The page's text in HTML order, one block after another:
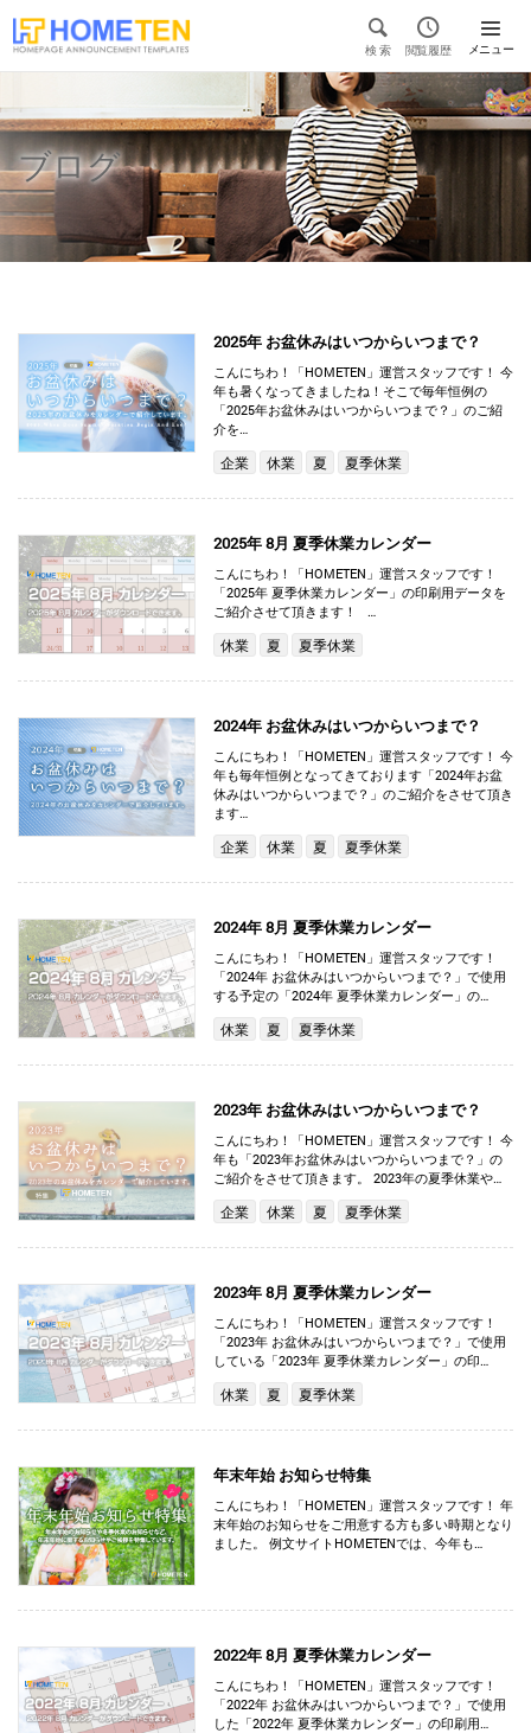

検 索

閲覧履歴 メニュー

ブログ
2025年 お盆休みはいつからいつまで？
こんにちわ！「HOMETEN」運営スタッフです！ 今
年も暑くなってきましたね！そこで毎年恒例の
「2025年お盆休みはいつからいつまで？」のご紹
介を…
企業 休業 夏 夏季休業
2025年 8月 夏季休業カレンダー
こんにちわ！「HOMETEN」運営スタッフです！
「2025年 夏季休業カレンダー」の印刷用データを
ご紹介させて頂きます！ …
休業 夏 夏季休業
2024年 お盆休みはいつからいつまで？
こんにちわ！「HOMETEN」運営スタッフです！ 今
年も毎年恒例となってきております「2024年お盆
休みはいつからいつまで？」のご紹介をさせて頂き
ます…
企業 休業 夏 夏季休業
2024年 8月 夏季休業カレンダー
こんにちわ！「HOMETEN」運営スタッフです！
「2024年 お盆休みはいつからいつまで？」で使用
する予定の「2024年 夏季休業カレンダー」の…
休業 夏 夏季休業
2023年 お盆休みはいつからいつまで？
こんにちわ！「HOMETEN」運営スタッフです！ 今
年も「2023年お盆休みはいつからいつまで？」の
ご紹介をさせて頂きます。 2023年の夏季休業や…
企業 休業 夏 夏季休業
2023年 8月 夏季休業カレンダー
こんにちわ！「HOMETEN」運営スタッフです！
「2023年 お盆休みはいつからいつまで？」で使用
している「2023年 夏季休業カレンダー」の印…
休業 夏 夏季休業
年末年始 お知らせ特集
こんにちわ！「HOMETEN」運営スタッフです！ 年
末年始のお知らせをご用意する方も多い時期となり
ました。 例文サイトHOMETENでは、今年も…
2022年 8月 夏季休業カレンダー
こんにちわ！「HOMETEN」運営スタッフです！
「2022年 お盆休みはいつからいつまで？」で使用
した「2022年 夏季休業カレンダー」の印刷用…